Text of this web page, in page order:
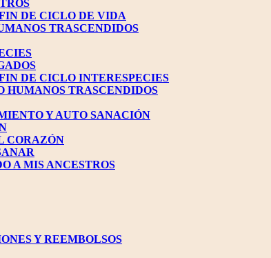
DE CICLO DE VIDA
TRASCENDIDOS
DE CICLO INTERESPECIES
HUMANOS TRASCENDIDOS
Y AUTO SANACIÓN
CORAZÓN
A MIS ANCESTROS
Y REEMBOLSOS